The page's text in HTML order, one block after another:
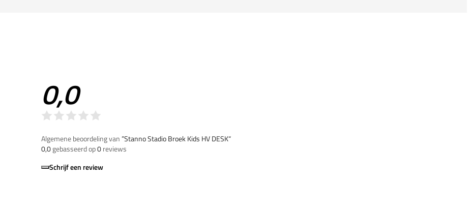
0,0
Algemene beoordeling van”Stanno Stadio Broek Kids HV DESK“
0,0gebasseerd op0reviews
Schrijf een review